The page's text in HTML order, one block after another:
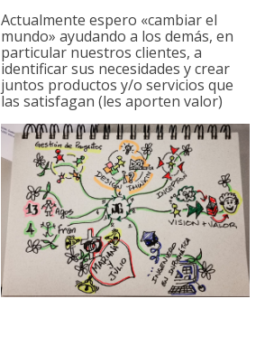
Actualmente espero «cambiar el
mundo» ayudando a los demás, en
particular nuestros clientes, a
identificar sus necesidades y crear
juntos productos y/o servicios que
las satisfagan (les aporten valor)